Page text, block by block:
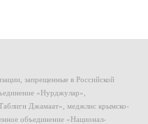
запрещенные в Российской
«Нурджулар»,
Джамаат», меджлис крымско-
объединение «Национал-